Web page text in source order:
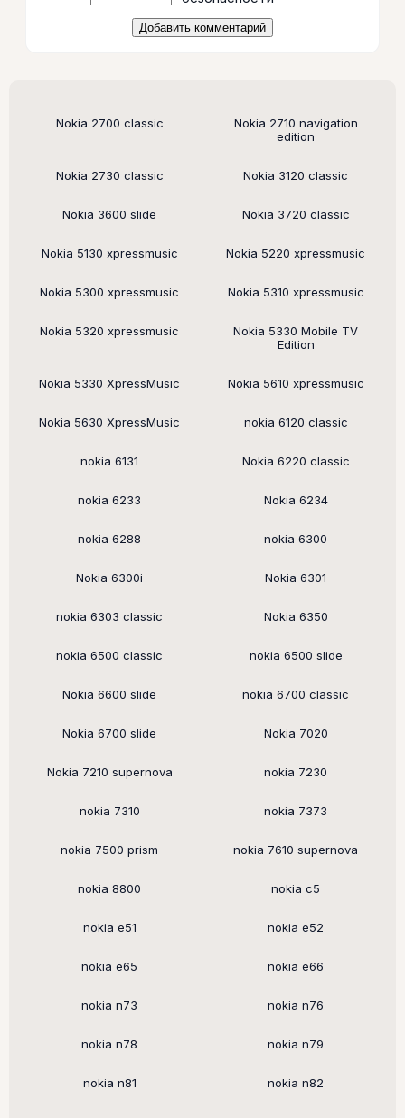
Поддерживаемые модели
Nokia 2700 classic
Nokia 2710 navigation
edition
Nokia 2730 classic Nokia 3120 classic
Nokia 3600 slide Nokia 3720 classic
Nokia 5130 xpressmusic Nokia 5220 xpressmusic
Nokia 5300 xpressmusic Nokia 5310 xpressmusic
Nokia 5320 xpressmusic
Nokia 5330 Mobile TV
Edition
Nokia 5330 XpressMusic Nokia 5610 xpressmusic
Nokia 5630 XpressMusic nokia 6120 classic
nokia 6131 Nokia 6220 classic
nokia 6233 Nokia 6234
nokia 6288 nokia 6300
Nokia 6300i Nokia 6301
nokia 6303 classic Nokia 6350
nokia 6500 classic nokia 6500 slide
Nokia 6600 slide nokia 6700 classic
Nokia 6700 slide Nokia 7020
Nokia 7210 supernova nokia 7230
nokia 7310 nokia 7373
nokia 7500 prism nokia 7610 supernova
nokia 8800 nokia c5
nokia e51 nokia e52
nokia e65 nokia e66
nokia n73 nokia n76
nokia n78 nokia n79
nokia n81 nokia n82